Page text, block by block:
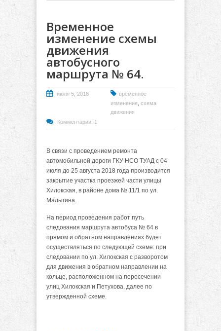
Временное
изменение схемы
движения
автобусного
маршрута № 64.
июля 5, 2018
временное
изменение, схема
движения
Комментарии: 1
В связи с проведением ремонта
автомобильной дороги ГКУ НСО ТУАД с 04
июля до 25 августа 2018 года производится
закрытие участка проезжей части улицы
Хилокская, в районе дома № 11/1 по ул.
Малыгина.
На период проведения работ путь
следования маршрута автобуса № 64 в
прямом и обратном направлениях будет
осуществляться по следующей схеме: при
следовании по ул. Хилокская с разворотом
для движения в обратном направлении на
кольце, расположенном на пересечении
улиц Хилокская и Петухова, далее по
утвержденной схеме.